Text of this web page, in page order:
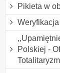
Pikieta w
Polskiej -